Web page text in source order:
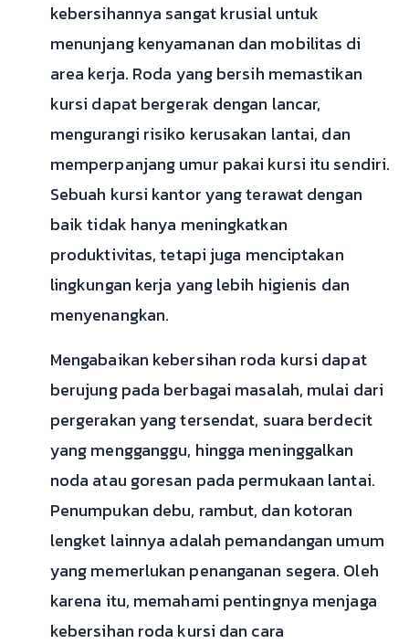
kebersihannya sangat krusial untuk
menunjang kenyamanan dan mobilitas di
area kerja. Roda yang bersih memastikan
kursi dapat bergerak dengan lancar,
mengurangi risiko kerusakan lantai, dan
memperpanjang umur pakai kursi itu sendiri.
Sebuah kursi kantor yang terawat dengan
baik tidak hanya meningkatkan
produktivitas, tetapi juga menciptakan
lingkungan kerja yang lebih higienis dan
menyenangkan.
Mengabaikan kebersihan roda kursi dapat
berujung pada berbagai masalah, mulai dari
pergerakan yang tersendat, suara berdecit
yang mengganggu, hingga meninggalkan
noda atau goresan pada permukaan lantai.
Penumpukan debu, rambut, dan kotoran
lengket lainnya adalah pemandangan umum
yang memerlukan penanganan segera. Oleh
karena itu, memahami pentingnya menjaga
kebersihan roda kursi dan cara